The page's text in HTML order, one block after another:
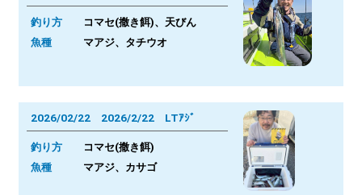
釣り方
コマセ(撒き餌)、天びん
魚種 マアジ、タチウオ
2026/02/22 2026/2/22 LTｱｼﾞ
釣り方
コマセ(撒き餌)
魚種 マアジ、カサゴ